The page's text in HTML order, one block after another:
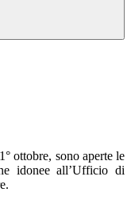
ottobre, sono aperte le
idonee all’Ufficio di